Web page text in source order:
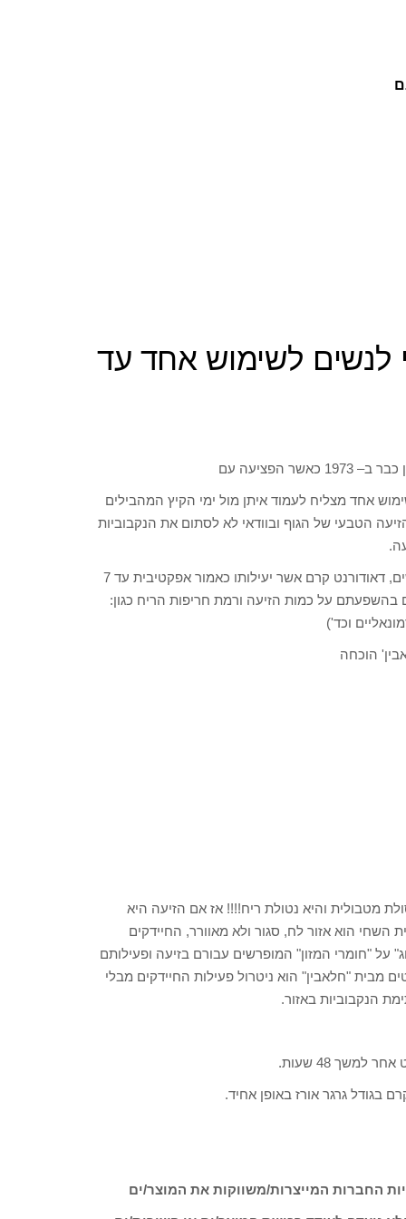
לנשים לשימוש אחד עד
אחד מצליח לעמוד איתן מול ימי הקיץ המהבילים
הטבעי של הגוף ובוודאי לא לסתום את הנקבוביות
לקראת העונה החמה מציעה 'חלאבין' מוצר נוסף הפעם ייעודי לנשים, דאודורנט קרם אשר יעילותו כאמור אפקטיבית עד 7
בהשפעתם על כמות הזיעה ורמת חריפות הריח כגון:
וכד')
הוכחה
מטבולית והיא נטולת ריח!!!! אז אם הזיעה היא
הוא אזור לח, סגור ולא מאוורר, החיידקים
על "חומרי המזון" המופרשים עבורם בזיעה ופעילותם
מבית "חלאבין" הוא ניטרול פעילות החיידקים מבלי
הנקבוביות באזור.
החברות המייצרות/משווקות את המוצר/ים